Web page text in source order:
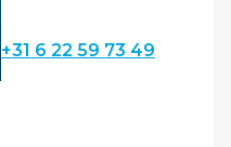
+31 6 22 59 73 49